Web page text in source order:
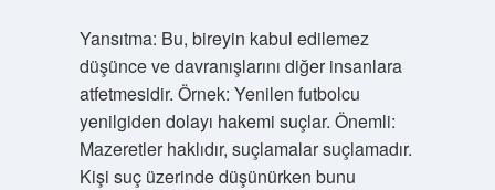
Yansıtma: Bu, bireyin kabul edilemez
düşünce ve davranışlarını diğer insanlara
atfetmesidir. Örnek: Yenilen futbolcu
yenilgiden dolayı hakemi suçlar. Önemli:
Mazeretler haklıdır, suçlamalar suçlamadır.
Kişi suç üzerinde düşünürken bunu